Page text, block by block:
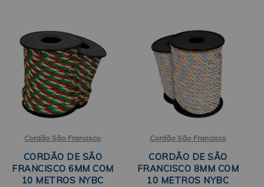
Cordão São Francisco
CORDÃO DE SÃO
FRANCISCO 6MM COM
10 METROS NYBC
Cordão São Francisco
CORDÃO DE SÃO
FRANCISCO 8MM COM
10 METROS NYBC